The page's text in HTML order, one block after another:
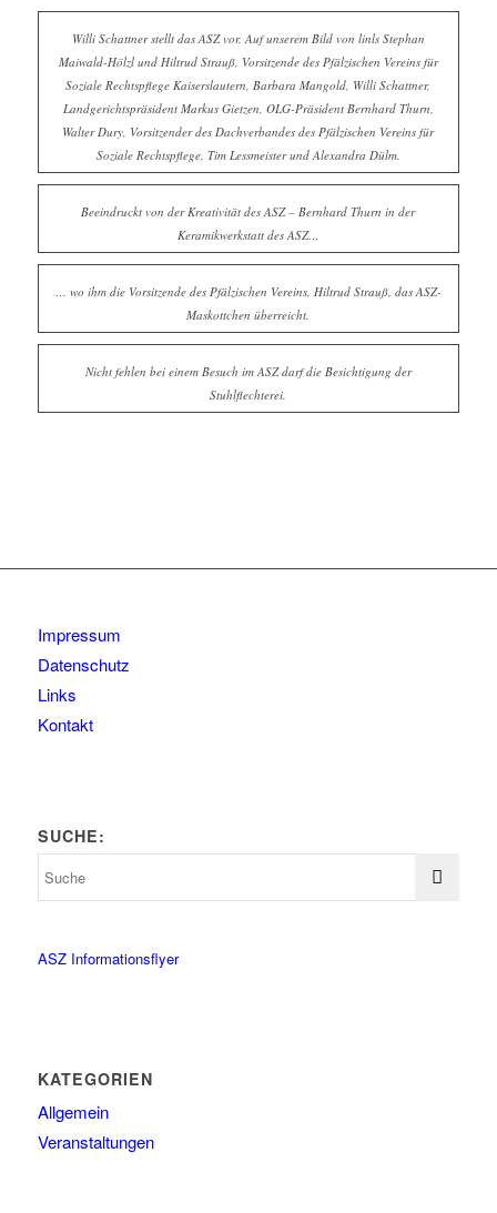
Willi Schattner stellt das ASZ vor. Auf unserem Bild von linls Stephan
Maiwald-Hölzl und Hiltrud Strauß, Vorsitzende des Pfälzischen Vereins für
Soziale Rechtspflege Kaiserslautern, Barbara Mangold, Willi Schattner,
Landgerichtspräsident Markus Gietzen, OLG-Präsident Bernhard Thurn,
Walter Dury, Vorsitzender des Dachverbandes des Pfälzischen Vereins für
Soziale Rechtspflege, Tim Lessmeister und Alexandra Dülm.
Beeindruckt von der Kreativität des ASZ – Bernhard Thurn in der
Keramikwerkstatt des ASZ…
… wo ihm die Vorsitzende des Pfälzischen Vereins, Hiltrud Strauß, das ASZ-
Maskottchen überreicht.
Nicht fehlen bei einem Besuch im ASZ darf die Besichtigung der
Stuhlflechterei.
Impressum
Datenschutz
Links
Kontakt
SUCHE:
ASZ Informationsflyer
KATEGORIEN
Allgemein
Veranstaltungen